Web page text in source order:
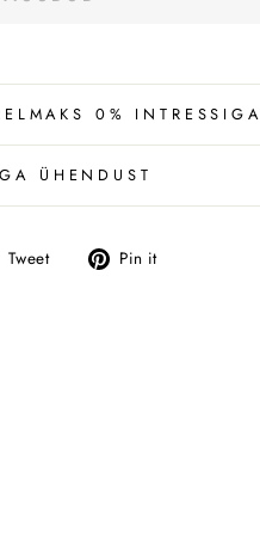
0% INTRESSIGA
ÜHENDUST
Tweet Tweet Pin it